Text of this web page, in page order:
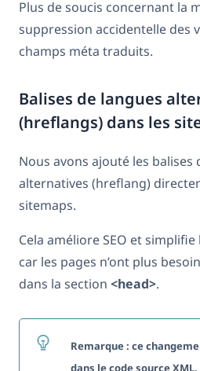
Plus de soucis concernant la
suppression accidentelle des
champs méta traduits.
Balises de langues
(hreflangs) dans les
Nous avons ajouté les balises
alternatives (hreflang)
sitemaps.
Cela améliore SEO et
car les pages n’ont plus
dans la section <head>.
Remarque : ce
dans le code source XML.